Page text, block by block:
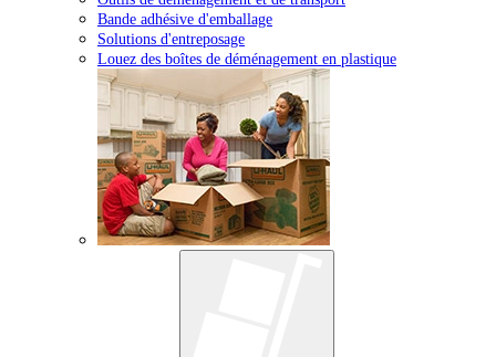
Bande adhésive d'emballage
Solutions d'entreposage
Louez des boîtes de déménagement en plastique